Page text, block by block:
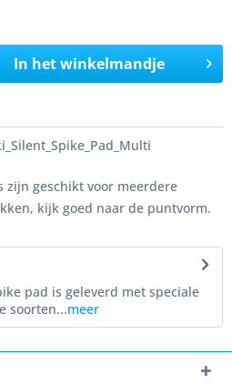
In het winkelmandje
zijn geschikt voor meerdere
kijk goed naar de puntvorm.
pad is geleverd met speciale
soorten...meer